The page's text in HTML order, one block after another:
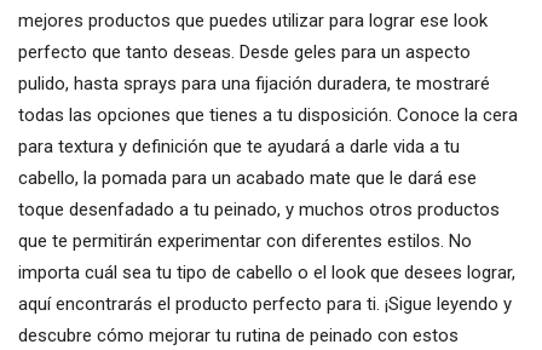
mejores productos que puedes utilizar para lograr ese look
perfecto que tanto deseas. Desde geles para un aspecto
pulido, hasta sprays para una fijación duradera, te mostraré
todas las opciones que tienes a tu disposición. Conoce la cera
para textura y definición que te ayudará a darle vida a tu
cabello, la pomada para un acabado mate que le dará ese
toque desenfadado a tu peinado, y muchos otros productos
que te permitirán experimentar con diferentes estilos. No
importa cuál sea tu tipo de cabello o el look que desees lograr,
aquí encontrarás el producto perfecto para ti. ¡Sigue leyendo y
descubre cómo mejorar tu rutina de peinado con estos